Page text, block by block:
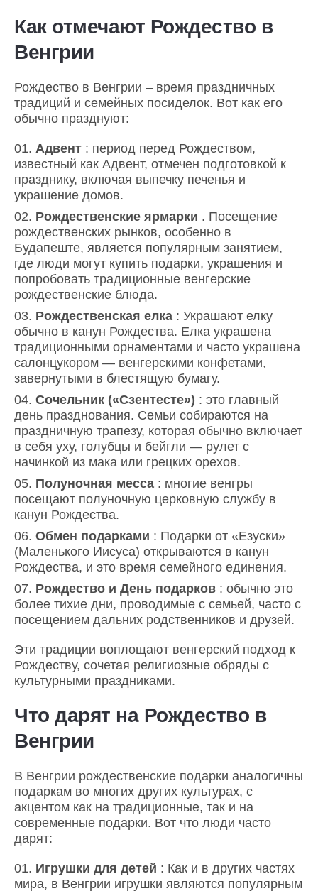
Как отмечают Рождество в
Венгрии
Рождество в Венгрии – время праздничных
традиций и семейных посиделок. Вот как его
обычно празднуют:
Адвент : период перед Рождеством,
известный как Адвент, отмечен подготовкой к
празднику, включая выпечку печенья и
украшение домов.
Рождественские ярмарки . Посещение
рождественских рынков, особенно в
Будапеште, является популярным занятием,
где люди могут купить подарки, украшения и
попробовать традиционные венгерские
рождественские блюда.
Рождественская елка : Украшают елку
обычно в канун Рождества. Елка украшена
традиционными орнаментами и часто украшена
салонцукором — венгерскими конфетами,
завернутыми в блестящую бумагу.
Сочельник («Сзентесте») : это главный
день празднования. Семьи собираются на
праздничную трапезу, которая обычно включает
в себя уху, голубцы и бейгли — рулет с
начинкой из мака или грецких орехов.
Полуночная месса : многие венгры
посещают полуночную церковную службу в
канун Рождества.
Обмен подарками : Подарки от «Езуски»
(Маленького Иисуса) открываются в канун
Рождества, и это время семейного единения.
Рождество и День подарков : обычно это
более тихие дни, проводимые с семьей, часто с
посещением дальних родственников и друзей.
Эти традиции воплощают венгерский подход к
Рождеству, сочетая религиозные обряды с
культурными праздниками.
Что дарят на Рождество в
Венгрии
В Венгрии рождественские подарки аналогичны
подаркам во многих других культурах, с
акцентом как на традиционные, так и на
современные подарки. Вот что люди часто
дарят:
Игрушки для детей : Как и в других частях
мира, в Венгрии игрушки являются популярным